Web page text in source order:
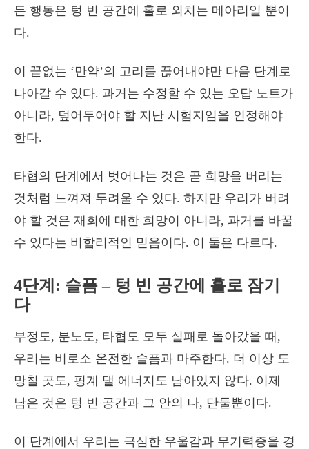
든 행동은 텅 빈 공간에 홀로 외치는 메아리일 뿐이
다.
이 끝없는 ‘만약’의 고리를 끊어내야만 다음 단계로
나아갈 수 있다. 과거는 수정할 수 있는 오답 노트가
아니라, 덮어두어야 할 지난 시험지임을 인정해야
한다.
타협의 단계에서 벗어나는 것은 곧 희망을 버리는
것처럼 느껴져 두려울 수 있다. 하지만 우리가 버려
야 할 것은 재회에 대한 희망이 아니라, 과거를 바꿀
수 있다는 비합리적인 믿음이다. 이 둘은 다르다.
4단계: 슬픔 – 텅 빈 공간에 홀로 잠기
다
부정도, 분노도, 타협도 모두 실패로 돌아갔을 때,
우리는 비로소 온전한 슬픔과 마주한다. 더 이상 도
망칠 곳도, 핑계 댈 에너지도 남아있지 않다. 이제
남은 것은 텅 빈 공간과 그 안의 나, 단둘뿐이다.
이 단계에서 우리는 극심한 우울감과 무기력증을 경